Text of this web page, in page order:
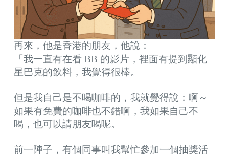
再來，他是香港的朋友，他說：
「我一直有在看 BB 的影片，裡面有提到顯化
星巴克的飲料，我覺得很棒。
但是我自己是不喝咖啡的，我就覺得說：啊～
如果有免費的咖啡也不錯啊，我如果自己不
喝，也可以請朋友喝呢。
前一陣子，有個同事叫我幫忙參加一個抽獎活